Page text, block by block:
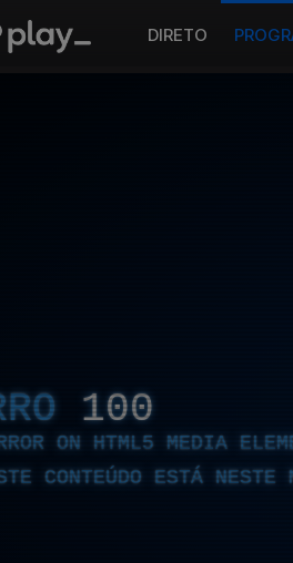
DIRETO
100
ON HTML5 MEDIA
CONTEÚDO ESTÁ NESTE